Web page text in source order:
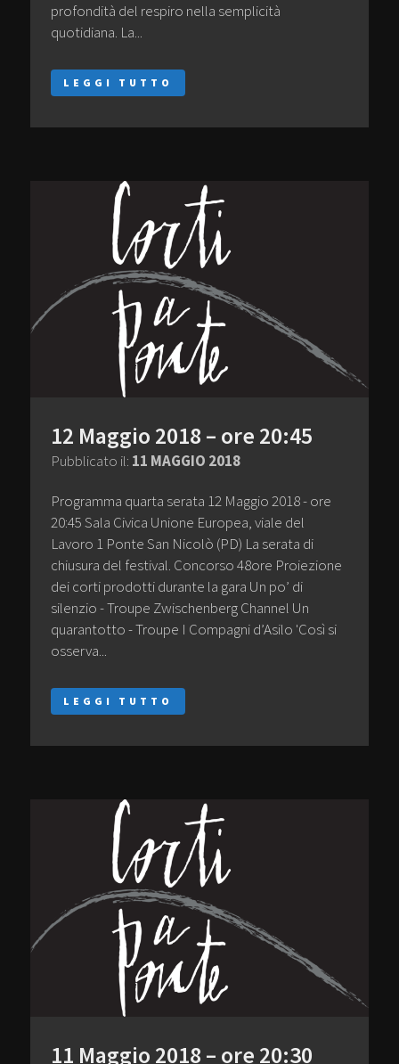
profondità del respiro nella semplicità
quotidiana. La...
LEGGI TUTTO
12 Maggio 2018 – ore 20:45
Pubblicato il: 11 MAGGIO 2018
Programma quarta serata 12 Maggio 2018 - ore
20:45 Sala Civica Unione Europea, viale del
Lavoro 1 Ponte San Nicolò (PD) La serata di
chiusura del festival. Concorso 48ore Proiezione
dei corti prodotti durante la gara Un po’ di
silenzio - Troupe Zwischenberg Channel Un
quarantotto - Troupe I Compagni d’Asilo 'Così si
osserva...
LEGGI TUTTO
11 Maggio 2018 – ore 20:30